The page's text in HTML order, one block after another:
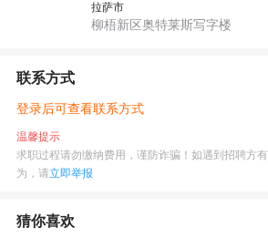
拉萨市
柳梧新区奥特莱斯写字楼
联系方式
登录后可查看联系方式
温馨提示
求职过程请勿缴纳费用，谨防诈骗！如遇到招聘方
为，请立即举报
猜你喜欢